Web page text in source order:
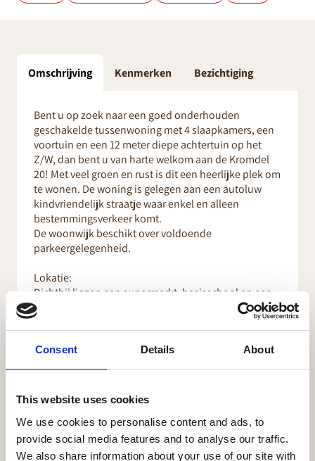
Consent Details About
This website uses cookies
We use cookies to personalise content and ads, to
provide social media features and to analyse our traffic.
We also share information about your use of our site with
Omschrijving Kenmerken Bezichtiging
Bent u op zoek naar een goed onderhouden
geschakelde tussenwoning met 4 slaapkamers, een
voortuin en een 12 meter diepe achtertuin op het
Z/W, dan bent u van harte welkom aan de Kromdel
20! Met veel groen en rust is dit een heerlijke plek om
te wonen. De woning is gelegen aan een autoluw
kindvriendelijk straatje waar enkel en alleen
bestemmingsverkeer komt.
De woonwijk beschikt over voldoende
parkeergelegenheid.
Lokatie:
Dichtbij liggen een supermarkt, basisschool en een
bushalte en woont u in de nabijheid van het
recreatiegebied
Het NS-station Alkmaar-Noord ligt op korte
fietsafstand.
Kenmerken:
externe ruimte 5 m2
bruto inhoud 354 m3
grondoppervlakte 131 m2